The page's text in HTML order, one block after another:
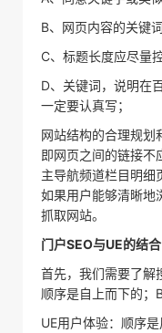
B、网页内容的关键
C、标题长度应尽量
D、关键词，说明在
一定要认真写；
网站结构的合理规划
即网页之间的链接不
主导航频道栏目明细
如果用户能够清晰地
抓取网站。
门户SEO与UE的结合
首先，我们需要了解
顺序是自上而下的；
UE用户体验：顺序